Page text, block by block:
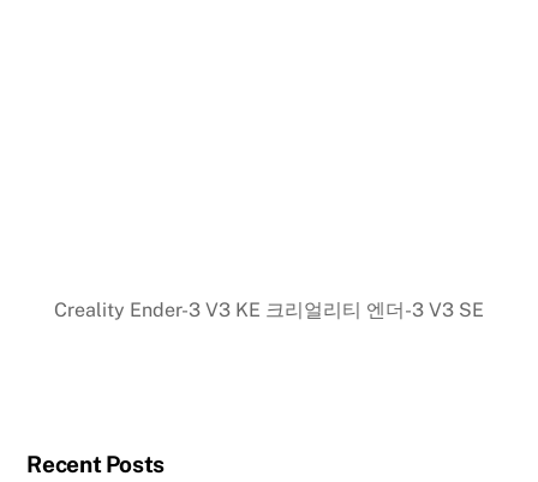
Creality Ender-3 V3 KE 크리얼리티 엔더-3 V3 SE
Recent Posts